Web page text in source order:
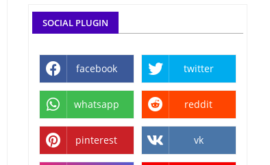
SOCIAL PLUGIN
facebook twitter
whatsapp reddit
pinterest vk